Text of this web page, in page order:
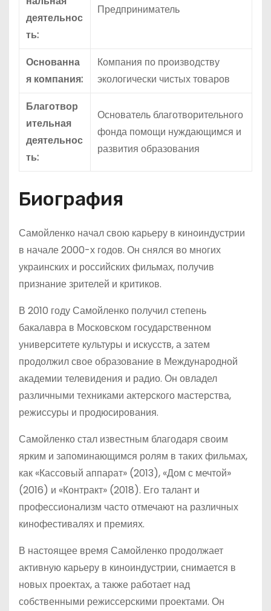
деятельнос
ть:
Предприниматель
Основанна
я компания:
Компания по производству
экологически чистых товаров
Благотвор
ительная
деятельнос
ть:
Основатель благотворительного
фонда помощи нуждающимся и
развития образования
Биография
Самойленко начал свою карьеру в киноиндустрии
в начале 2000-х годов. Он снялся во многих
украинских и российских фильмах, получив
признание зрителей и критиков.
В 2010 году Самойленко получил степень
бакалавра в Московском государственном
университете культуры и искусств, а затем
продолжил свое образование в Международной
академии телевидения и радио. Он овладел
различными техниками актерского мастерства,
режиссуры и продюсирования.
Самойленко стал известным благодаря своим
ярким и запоминающимся ролям в таких фильмах,
как «Кассовый аппарат» (2013), «Дом с мечтой»
(2016) и «Контракт» (2018). Его талант и
профессионализм часто отмечают на различных
кинофестивалях и премиях.
В настоящее время Самойленко продолжает
активную карьеру в киноиндустрии, снимается в
новых проектах, а также работает над
собственными режиссерскими проектами. Он